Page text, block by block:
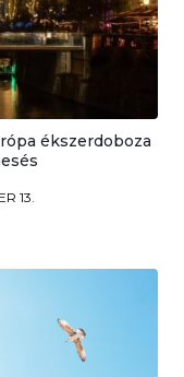
ékszerdoboza
13.